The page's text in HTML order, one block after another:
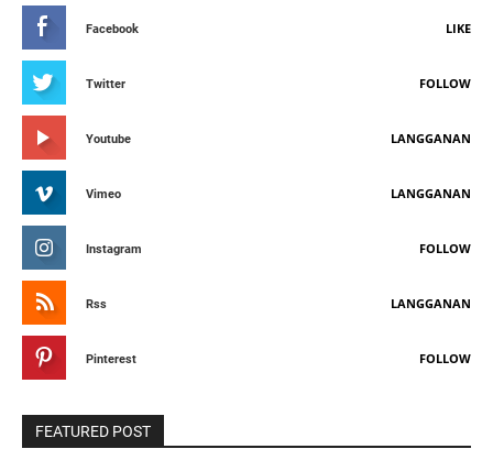
Facebook LIKE
Twitter FOLLOW
Youtube LANGGANAN
Vimeo LANGGANAN
Instagram FOLLOW
Rss LANGGANAN
Pinterest FOLLOW
FEATURED POST